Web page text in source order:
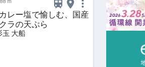
レー塩で愉しむ、国産
ラの天ぷら
玉 大船